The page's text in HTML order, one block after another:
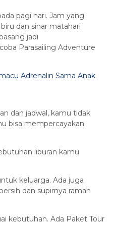
pagi hari. Jam yang
dan sinar matahari
jadi
Parasailing Adventure
Adrenalin Sama Anak
dan jadwal, kamu tidak
bisa mempercayakan
liburan kamu
keluarga. Ada juga
dan supirnya ramah
kebutuhan. Ada Paket Tour